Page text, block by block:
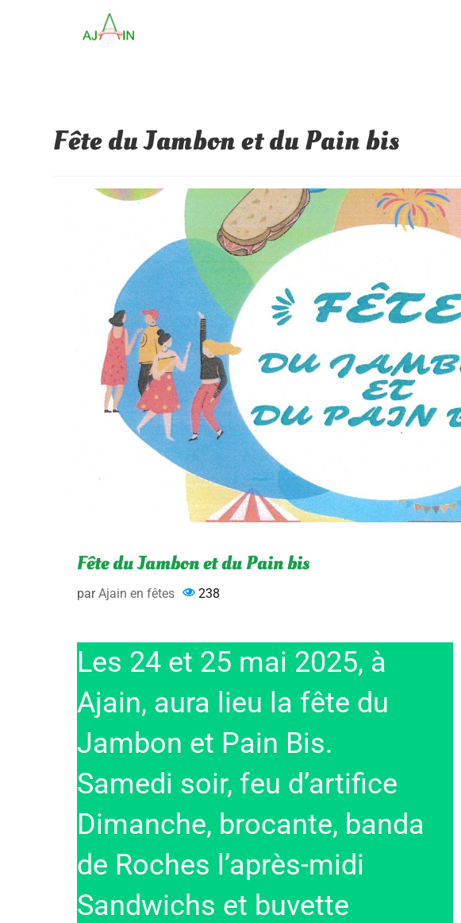
Fête du Jambon et du Pain bis
Fête du Jambon et du Pain bis
parAjain en fêtes 238
Les 24 et 25 mai 2025, à
Ajain, aura lieu la fête du
Jambon et Pain Bis.
Samedi soir, feu d’artifice
Dimanche, brocante, banda
de Roches l’après-midi
Sandwichs et buvette